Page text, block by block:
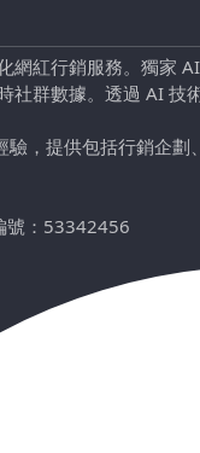
網紅行銷服務。獨家
社群數據。透過 AI
，提供包括行銷企
號：53342456